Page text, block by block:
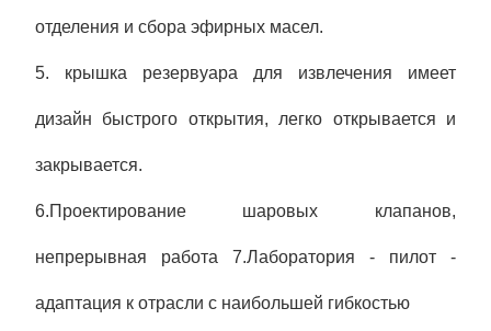
отделения и сбора эфирных масел.
5. крышка резервуара для извлечения имеет
дизайн быстрого открытия, легко открывается и
закрывается.
6.Проектирование шаровых клапанов,
непрерывная работа 7.Лаборатория - пилот -
адаптация к отрасли с наибольшей гибкостью